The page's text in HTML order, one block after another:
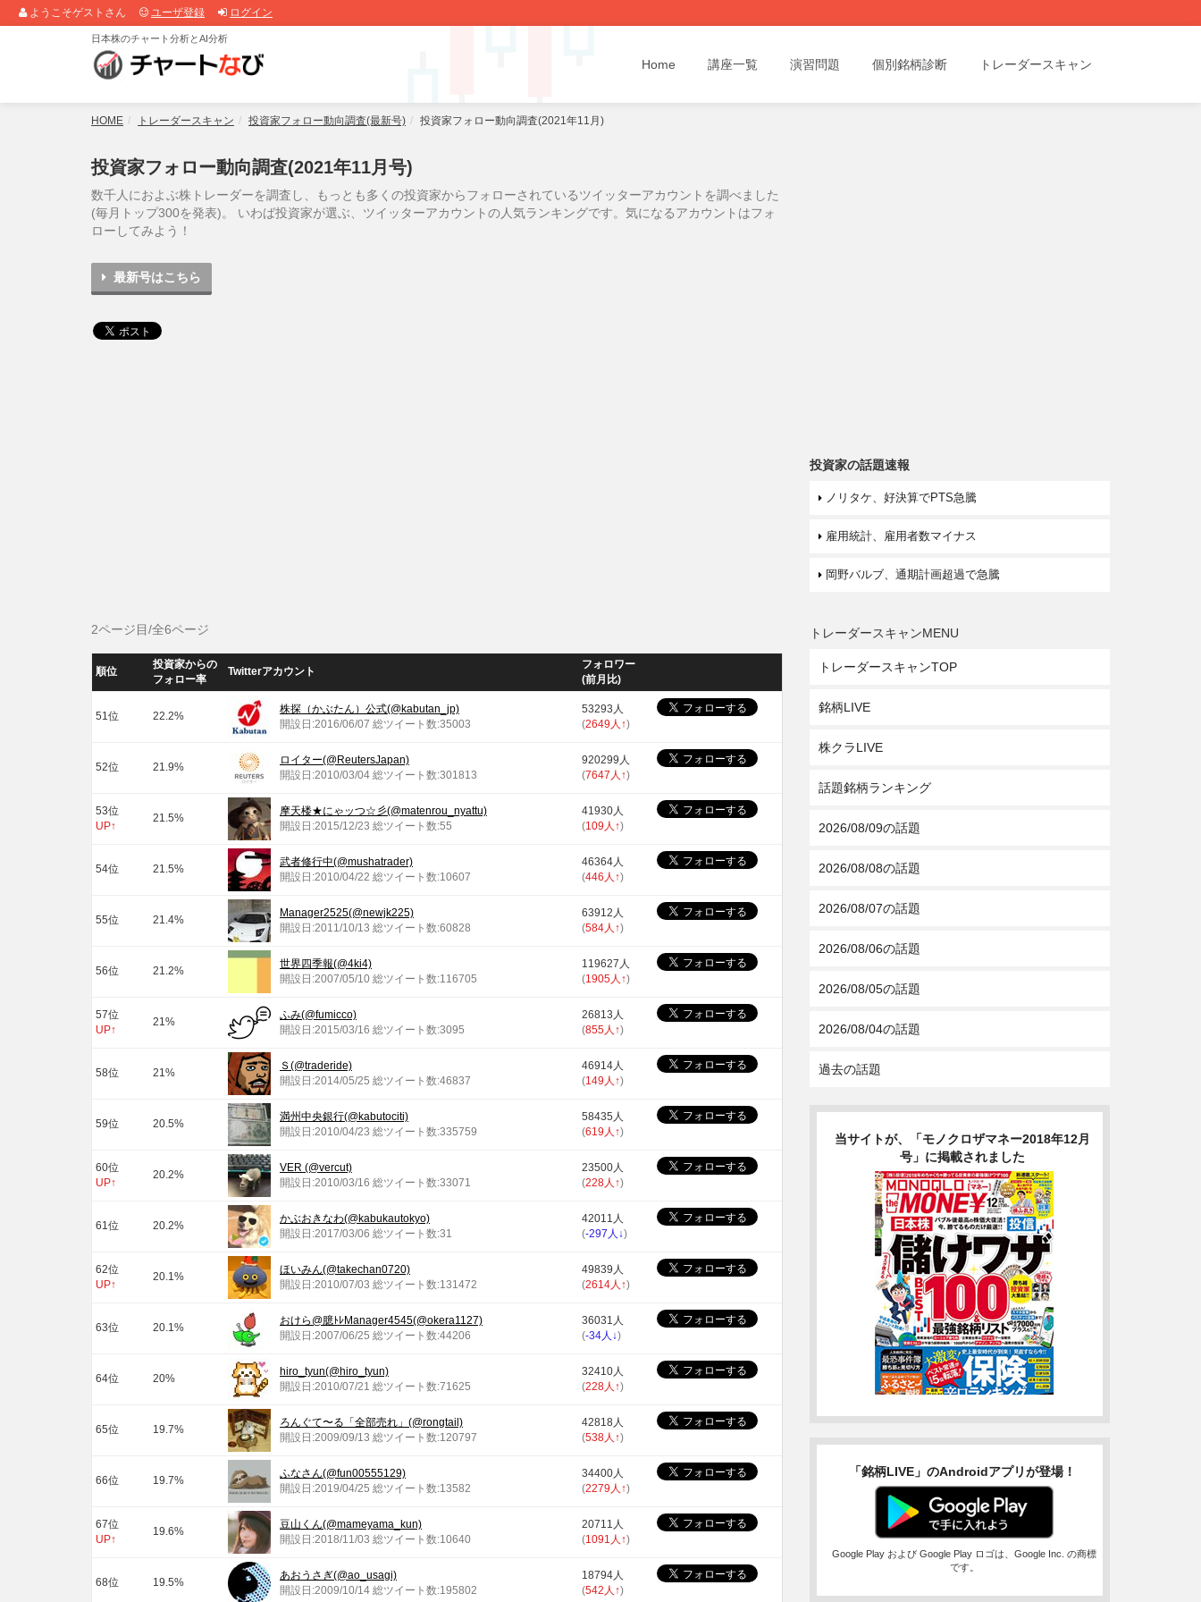
ようこそゲストさん ユーザ登録 ログイン
日本株のチャート分析とAI分析
Home 講座一覧 演習問題 個別銘柄診断 トレーダースキャン
HOME トレーダースキャン 投資家フォロー動向調査(最新号) 投資家フォロー動向調査(2021年11月)
投資家フォロー動向調査(2021年11月号)
数千人におよぶ株トレーダーを調査し、もっとも多くの投資家からフォローされているツイッターアカウントを調べました
(毎月トップ300を発表)。 いわば投資家が選ぶ、ツイッターアカウントの人気ランキングです。気になるアカウントはフォ
ローしてみよう！
最新号はこちら
2ページ目/全6ページ
順位
投資家からの
フォロー率
Twitterアカウント
フォロワー
(前月比)
51位 22.2%
株探（かぶたん）公式(@kabutan_jp)
開設日:2016/06/07 総ツイート数:35003
53293人
(2649人 ↑)
52位 21.9%
ロイター(@ReutersJapan)
開設日:2010/03/04 総ツイート数:301813
920299人
(7647人 ↑)
53位
UP↑
21.5%
摩天楼★にゃッつ☆彡(@matenrou_nyattu)
開設日:2015/12/23 総ツイート数:55
41930人
(109人 ↑)
54位 21.5%
武者修行中(@mushatrader)
開設日:2010/04/22 総ツイート数:10607
46364人
(446人 ↑)
55位 21.4%
Manager2525(@newjk225)
開設日:2011/10/13 総ツイート数:60828
63912人
(584人 ↑)
56位 21.2%
世界四季報(@4ki4)
開設日:2007/05/10 総ツイート数:116705
119627人
(1905人 ↑)
57位
UP↑
21%
ふみ(@fumicco)
開設日:2015/03/16 総ツイート数:3095
26813人
(855人 ↑)
58位 21%
Ｓ(@traderide)
開設日:2014/05/25 総ツイート数:46837
46914人
(149人 ↑)
59位 20.5%
満州中央銀行(@kabutociti)
開設日:2010/04/23 総ツイート数:335759
58435人
(619人 ↑)
60位
UP↑
20.2%
VER (@vercut)
開設日:2010/03/16 総ツイート数:33071
23500人
(228人 ↑)
61位 20.2%
かぶおきなわ(@kabukautokyo)
開設日:2017/03/06 総ツイート数:31
42011人
(-297人 ↓)
62位
UP↑
20.1%
ほいみん(@takechan0720)
開設日:2010/07/03 総ツイート数:131472
49839人
(2614人 ↑)
63位 20.1%
おけら@臆ﾄﾚManager4545(@okera1127)
開設日:2007/06/25 総ツイート数:44206
36031人
(-34人 ↓)
64位 20%
hiro_tyun(@hiro_tyun)
開設日:2010/07/21 総ツイート数:71625
32410人
(228人 ↑)
65位 19.7%
ろんぐて〜る「全部売れ」(@rongtail)
開設日:2009/09/13 総ツイート数:120797
42818人
(538人 ↑)
66位 19.7%
ふなさん(@fun00555129)
開設日:2019/04/25 総ツイート数:13582
34400人
(2279人 ↑)
67位
UP↑
19.6%
豆山くん(@mameyama_kun)
開設日:2018/11/03 総ツイート数:10640
20711人
(1091人 ↑)
68位 19.5%
あおうさぎ(@ao_usagi)
開設日:2009/10/14 総ツイート数:195802
18794人
(542人 ↑)
投資家の話題速報
ノリタケ、好決算でPTS急騰
雇用統計、雇用者数マイナス
岡野バルブ、通期計画超過で急騰
トレーダースキャンMENU
トレーダースキャンTOP
銘柄LIVE
株クラLIVE
話題銘柄ランキング
2026/08/09の話題
2026/08/08の話題
2026/08/07の話題
2026/08/06の話題
2026/08/05の話題
2026/08/04の話題
過去の話題
当サイトが、「モノクロザマネー2018年12月
号」に掲載されました
「銘柄LIVE」のAndroidアプリが登場！
Google Play および Google Play ロゴは、Google Inc. の商標
です。